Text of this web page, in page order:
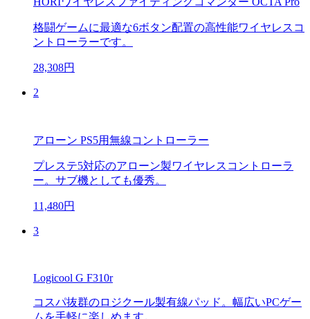
格闘ゲームに最適な6ボタン配置の高性能ワイヤレスコ
ントローラーです。
28,308円
2
アローン PS5用無線コントローラー
プレステ5対応のアローン製ワイヤレスコントローラ
ー。サブ機としても優秀。
11,480円
3
Logicool G F310r
コスパ抜群のロジクール製有線パッド。幅広いPCゲー